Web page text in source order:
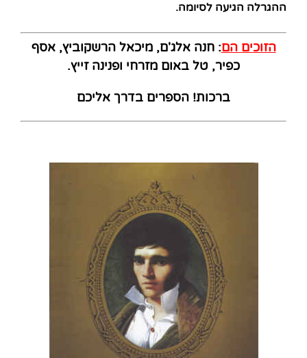
ההגרלה הגיעה לסיומה.
הזוכים הם: חנה אלג'ם, מיכאל הרשקוביץ, אסף
כפיר, טל באום מזרחי ופנינה זייץ.
ברכות! הספרים בדרך אליכם